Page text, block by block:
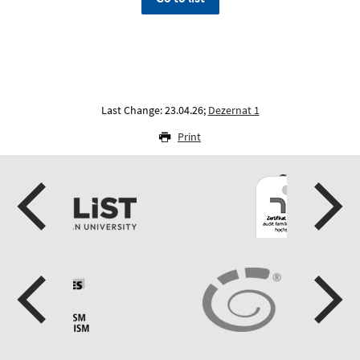
Last Change: 23.04.26; Dezernat 1
Print